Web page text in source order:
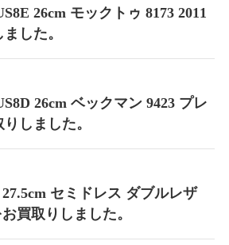
26cm モックトゥ 8173 2011
した。
26cm ベックマン 9423 プレ
しました。
セミドレス ダブルレザ
買取りしました。